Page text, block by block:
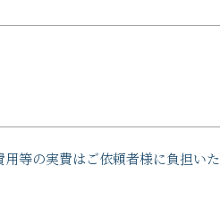
等の実費はご依頼者様に負担いた